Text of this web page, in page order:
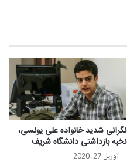
نگرانی شدید خانواده علی یونسی،
نخبه بازداشتی دانشگاه شریف
آوریل 27, 2020